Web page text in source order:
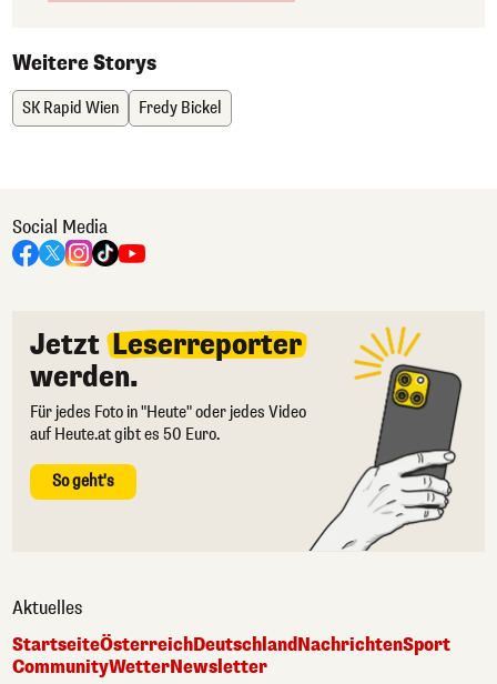
Weitere Storys
SK Rapid Wien Fredy Bickel
Social Media
Jetzt Leserreporter
werden.
Für jedes Foto in "Heute" oder jedes Video
auf Heute.at gibt es 50 Euro.
So geht's
Aktuelles
StartseiteÖsterreichDeutschlandNachrichtenSport
CommunityWetterNewsletter